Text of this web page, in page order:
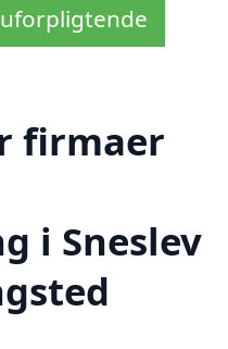
firmaer
i Sneslev